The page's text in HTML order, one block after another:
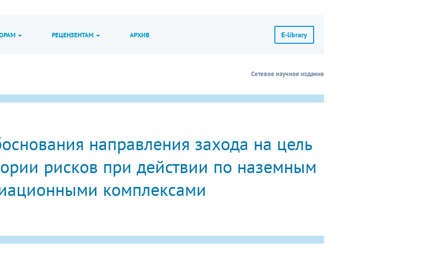
РЕЦЕНЗЕНТАМ АРХИВ E-library
Сетевое научное издание
направления захода на цель
рисков при действии по наземным
комплексами